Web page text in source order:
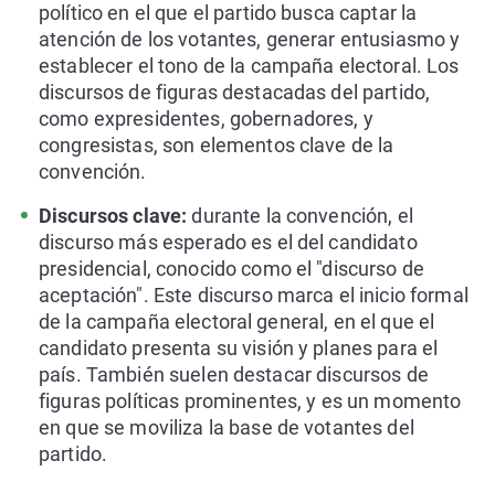
político en el que el partido busca captar la
atención de los votantes, generar entusiasmo y
establecer el tono de la campaña electoral. Los
discursos de figuras destacadas del partido,
como expresidentes, gobernadores, y
congresistas, son elementos clave de la
convención.
Discursos clave: durante la convención, el
discurso más esperado es el del candidato
presidencial, conocido como el "discurso de
aceptación". Este discurso marca el inicio formal
de la campaña electoral general, en el que el
candidato presenta su visión y planes para el
país. También suelen destacar discursos de
figuras políticas prominentes, y es un momento
en que se moviliza la base de votantes del
partido.